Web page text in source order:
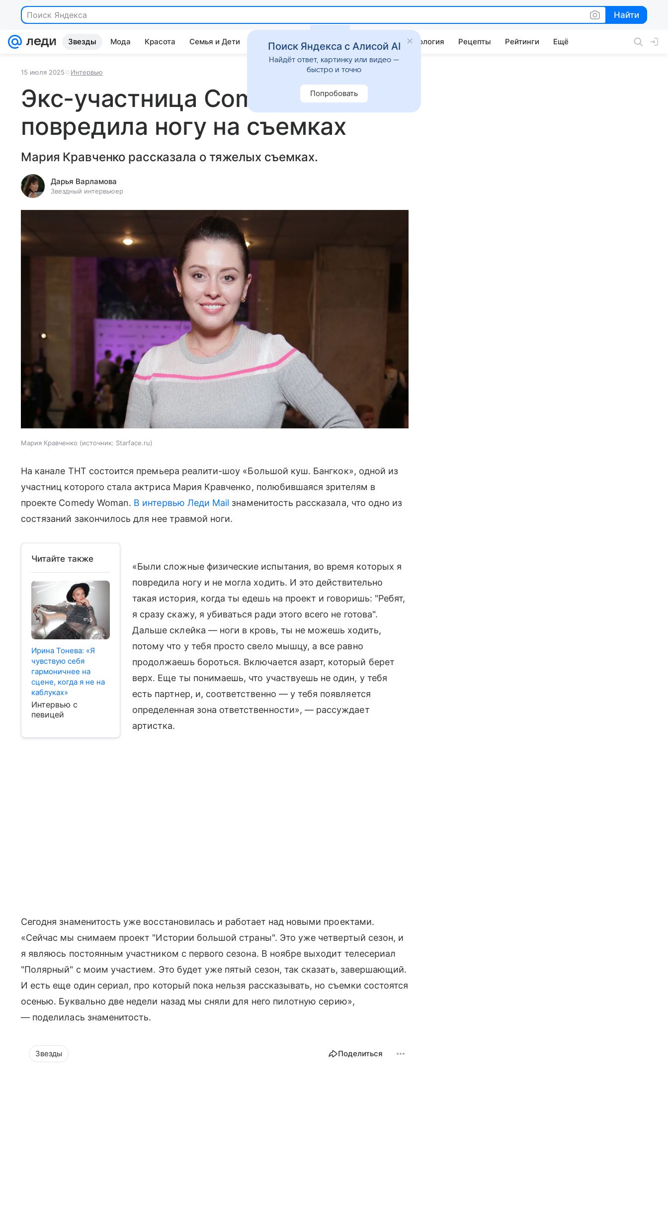
Поиск Яндекса Найти
Найти
Звезды Мода Красота Семья и Дети Дом Гороскопы Стиль жизни Психология Рецепты Рейтинги Ещё
15 июля 2025 Интервью
Экс-участница Comedy Woman
повредила ногу на съемках
Мария Кравченко рассказала о тяжелых съемках.
Дарья Варламова
Звездный интервьюер
Мария Кравченко источник: Starface.ru
На канале ТНТ состоится премьера реалити-шоу «Большой куш. Бангкок», одной из
участниц которого стала актриса Мария Кравченко, полюбившаяся зрителям в
проекте Comedy Woman. В интервью Леди Mail знаменитость рассказала, что одно из
состязаний закончилось для нее травмой ноги.
Читайте также
Ирина Тонева: «Я
чувствую себя
гармоничнее на
сцене, когда я не на
каблуках»
Интервью с
певицей
«Были сложные физические испытания, во время которых я
повредила ногу и не могла ходить. И это действительно
такая история, когда ты едешь на проект и говоришь: "Ребят,
я сразу скажу, я убиваться ради этого всего не готова".
Дальше склейка — ноги в кровь, ты не можешь ходить,
потому что у тебя просто свело мышцу, а все равно
продолжаешь бороться. Включается азарт, который берет
верх. Еще ты понимаешь, что участвуешь не один, у тебя
есть партнер, и, соответственно — у тебя появляется
определенная зона ответственности», — рассуждает
артистка.
Сегодня знаменитость уже восстановилась и работает над новыми проектами.
«Сейчас мы снимаем проект "Истории большой страны". Это уже четвертый сезон, и
я являюсь постоянным участником с первого сезона. В ноябре выходит телесериал
"Полярный" с моим участием. Это будет уже пятый сезон, так сказать, завершающий.
И есть еще один сериал, про который пока нельзя рассказывать, но съемки состоятся
осенью. Буквально две недели назад мы сняли для него пилотную серию»,
— поделилась знаменитость.
Звезды Поделиться
Поиск Яндекса с Алисой AI
Найдёт ответ, картинку или видео —
быстро и точно
Попробовать